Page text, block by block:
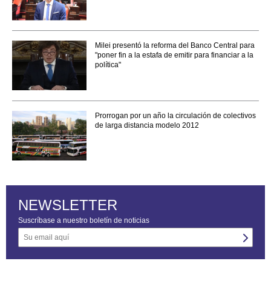
Milei presentó la reforma del Banco Central para
"poner fin a la estafa de emitir para financiar a la
política"
Prorrogan por un año la circulación de colectivos
de larga distancia modelo 2012
NEWSLETTER
Suscríbase a nuestro boletín de noticias